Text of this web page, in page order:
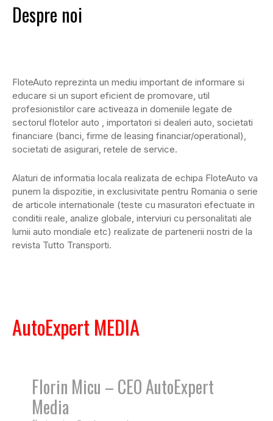
Despre noi
FloteAuto reprezinta un mediu important de informare si
educare si un suport eficient de promovare, util
profesionistilor care activeaza in domeniile legate de
sectorul flotelor auto , importatori si dealeri auto, societati
financiare (banci, firme de leasing financiar/operational),
societati de asigurari, retele de service.
Alaturi de informatia locala realizata de echipa FloteAuto va
punem la dispozitie, in exclusivitate pentru Romania o serie
de articole internationale (teste cu masuratori efectuate in
conditii reale, analize globale, interviuri cu personalitati ale
lumii auto mondiale etc) realizate de partenerii nostri de la
revista Tutto Transporti.
AutoExpert MEDIA
Florin Micu – CEO AutoExpert
Media